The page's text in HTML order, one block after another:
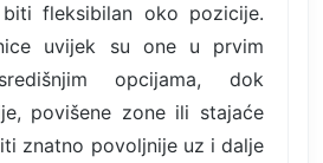
fleksibilan oko pozicije.
uvijek su one u prvim
opcijama, dok
povišene zone ili stajaće
znatno povoljnije uz i dalje